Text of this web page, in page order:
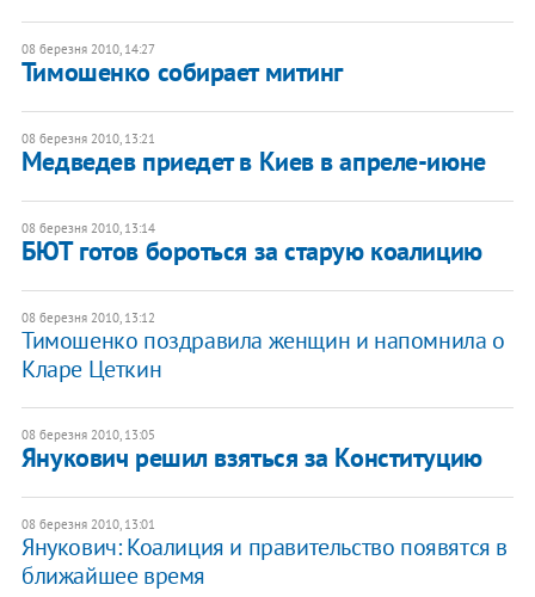
08 березня 2010, 14:27
Тимошенко собирает митинг
08 березня 2010, 13:21
Медведев приедет в Киев в апреле-июне
08 березня 2010, 13:14
БЮТ готов бороться за старую коалицию
08 березня 2010, 13:12
Тимошенко поздравила женщин и напомнила о
Кларе Цеткин
08 березня 2010, 13:05
Янукович решил взяться за Конституцию
08 березня 2010, 13:01
Янукович: Коалиция и правительство появятся в
ближайшее время